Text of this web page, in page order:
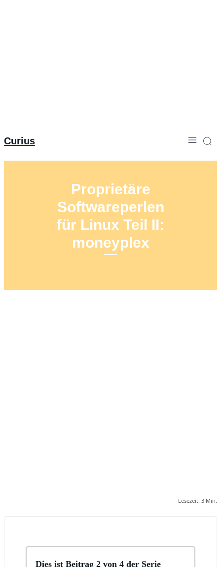
Curius
Proprietäre
Softwareperlen
für Linux Teil II:
moneyplex
Lesezeit: 3 Min.
Dies ist Beitrag 2 von 4 der Serie